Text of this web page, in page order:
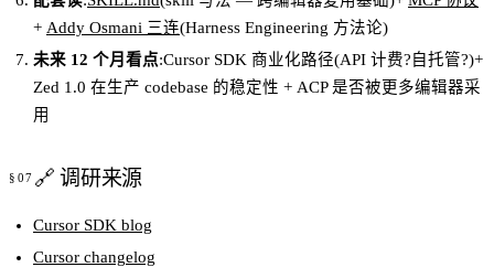
+ Addy Osmani 三连(Harness Engineering 方法论)
未来 12 个月看点:Cursor SDK 商业化路径(API 计费?自托管?)+
Zed 1.0 在生产 codebase 的稳定性 + ACP 是否被更多编辑器采
用
🔗 调研来源
Cursor SDK blog
Cursor changelog